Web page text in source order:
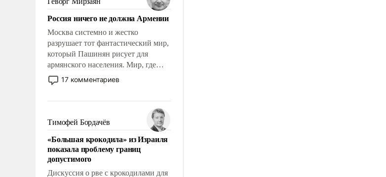
Китаем.
Россия ничего не должна Армении
Москва системно и жестко
разрушает тот фантастический мир,
который Пашинян рисует для
армянского населения. Мир, где
политические прожекты будут
безусловно оплачиваться за счет
где Еревану за свои поступки не
нужно отвечать.
17 комментариев
Тимофей Бордачёв
«Большая крокодила» из Израиля
показала проблему границ
допустимого
Дискуссия о рве с крокодилами для